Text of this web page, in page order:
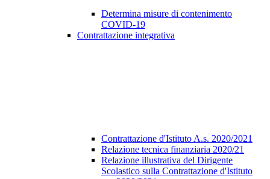
Determina misure di contenimento
COVID-19
Contrattazione integrativa
Contrattazione d'Istituto A.s. 2020/2021
Relazione tecnica finanziaria 2020/21
Relazione illustrativa del Dirigente
Scolastico sulla Contrattazione d'Istituto